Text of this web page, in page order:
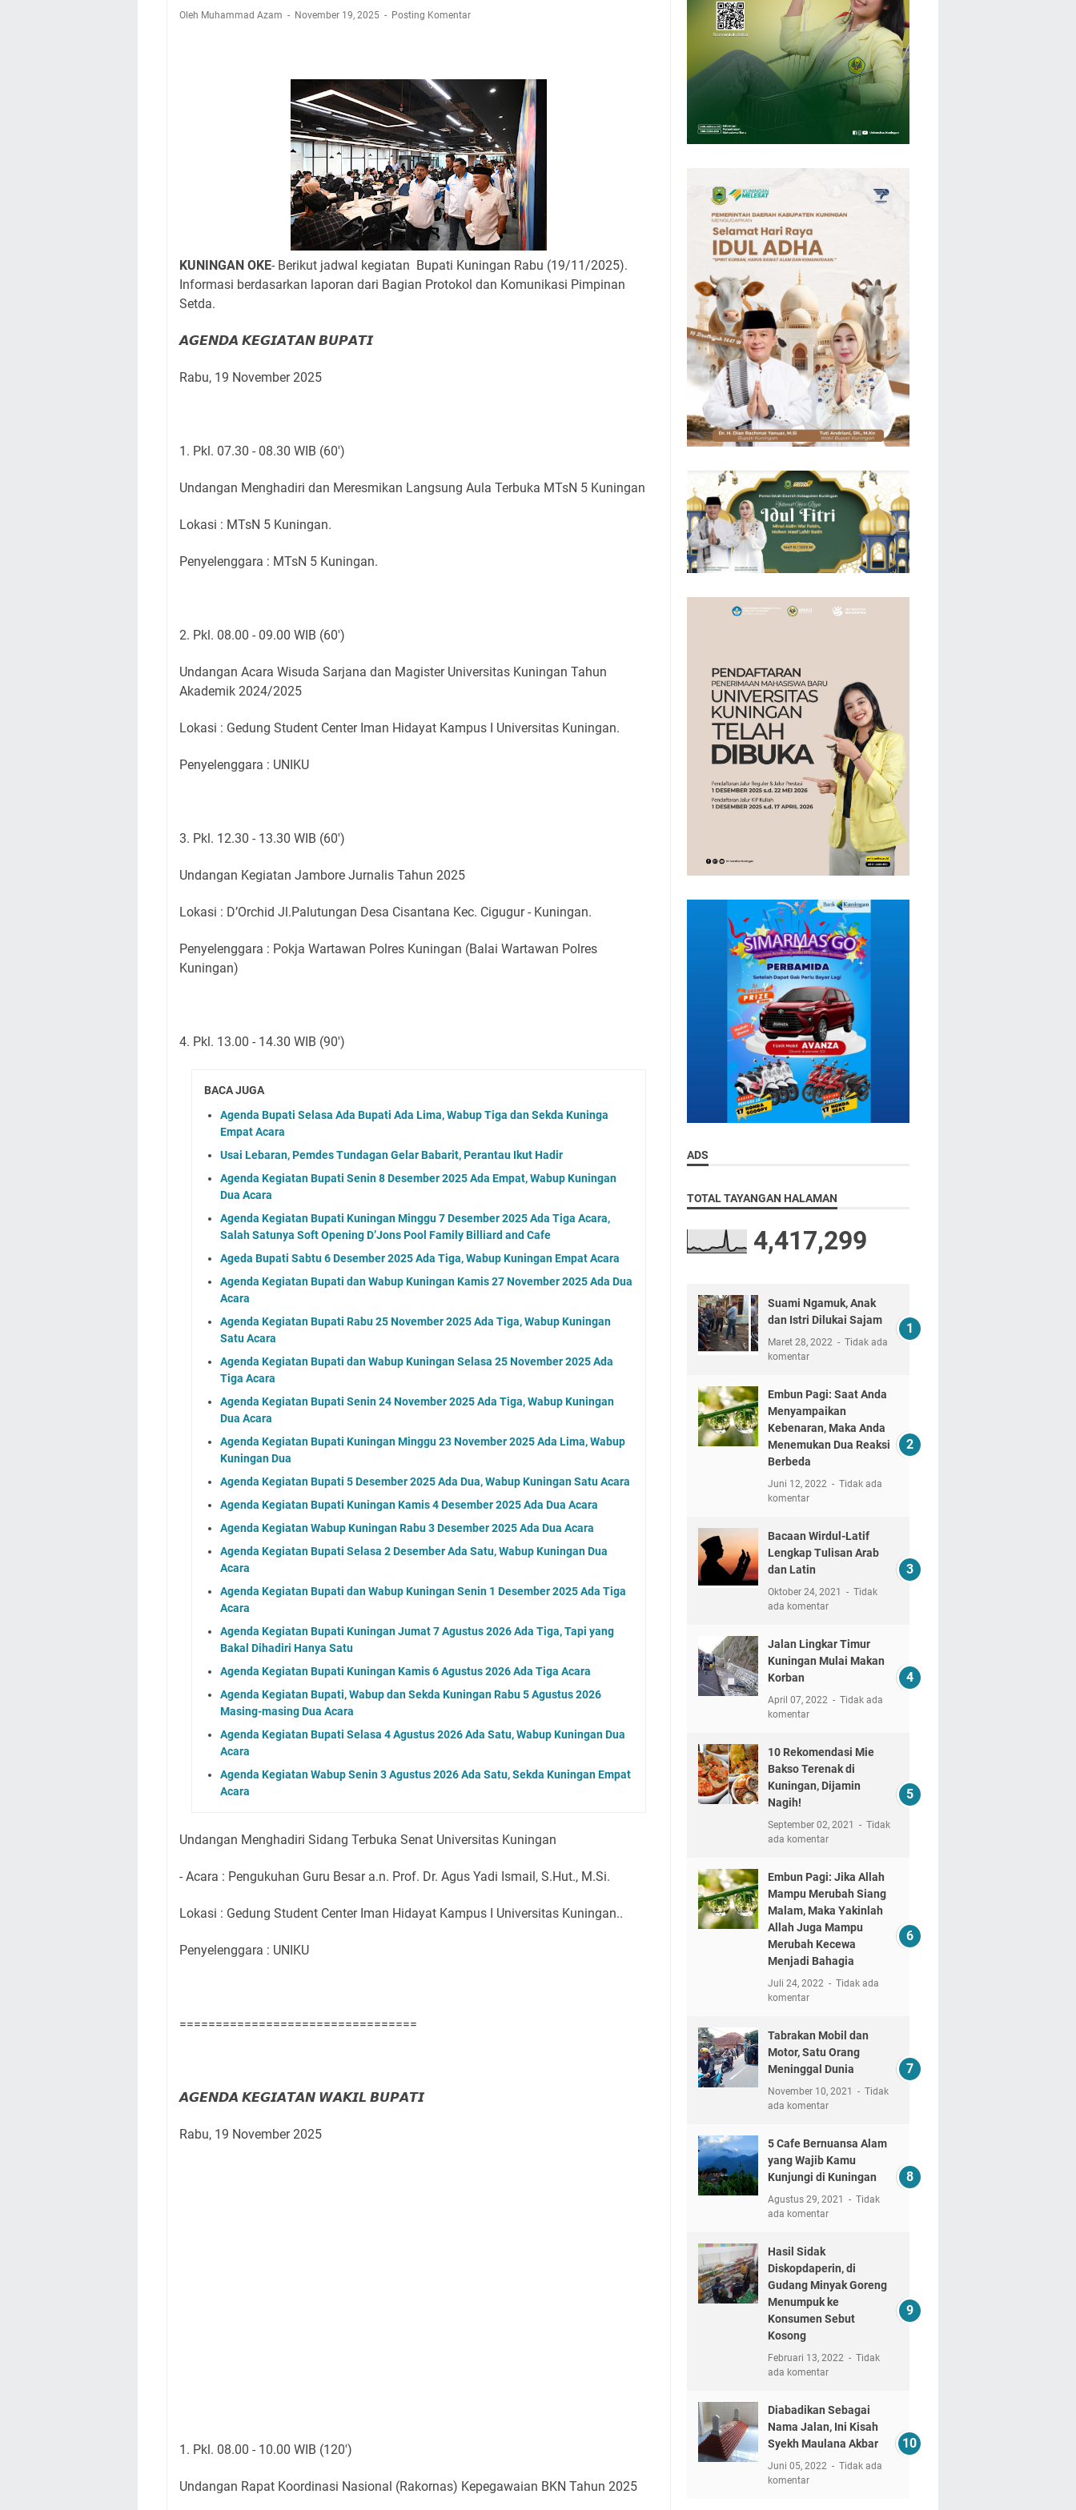
Kamuning Salurakan 12 Ribu Liter
Info Sembako di Pasar Kepuh Kuningan Kamis 6 Agustus 2026, Daging Naik, Telur Turun
Agenda Kegiatan Bupati Kuningan Jumat 7 Agustus 2026 Ada Tiga, Tapi yang Bakal Dihadiri
Hanya Satu
Ini Empat Lokasi Samsat Keliling Kuningan Jumat 7 Agustus 2026
Oleh Muhammad Azam November 19, 2025 Posting Komentar
KUNINGAN OKE- Berikut jadwal kegiatan Bupati Kuningan Rabu (19/11/2025).
Informasi berdasarkan laporan dari Bagian Protokol dan Komunikasi Pimpinan
Setda.
𝘼𝙂𝙀𝙉𝘿𝘼 𝙆𝙀𝙂𝙄𝘼𝙏𝘼𝙉 𝘽𝙐𝙋𝘼𝙏𝙄
Rabu, 19 November 2025
1. Pkl. 07.30 - 08.30 WIB (60')
Undangan Menghadiri dan Meresmikan Langsung Aula Terbuka MTsN 5 Kuningan
Lokasi : MTsN 5 Kuningan.
Penyelenggara : MTsN 5 Kuningan.
2. Pkl. 08.00 - 09.00 WIB (60')
Undangan Acara Wisuda Sarjana dan Magister Universitas Kuningan Tahun
Akademik 2024/2025
Lokasi : Gedung Student Center Iman Hidayat Kampus I Universitas Kuningan.
Penyelenggara : UNIKU
3. Pkl. 12.30 - 13.30 WIB (60')
Undangan Kegiatan Jambore Jurnalis Tahun 2025
Lokasi : D’Orchid Jl.Palutungan Desa Cisantana Kec. Cigugur - Kuningan.
Penyelenggara : Pokja Wartawan Polres Kuningan (Balai Wartawan Polres
Kuningan)
4. Pkl. 13.00 - 14.30 WIB (90')
BACA JUGA
Agenda Bupati Selasa Ada Bupati Ada Lima, Wabup Tiga dan Sekda Kuninga
Empat Acara
Usai Lebaran, Pemdes Tundagan Gelar Babarit, Perantau Ikut Hadir
Agenda Kegiatan Bupati Senin 8 Desember 2025 Ada Empat, Wabup Kuningan
Dua Acara
Agenda Kegiatan Bupati Kuningan Minggu 7 Desember 2025 Ada Tiga Acara,
Salah Satunya Soft Opening D’Jons Pool Family Billiard and Cafe
Ageda Bupati Sabtu 6 Desember 2025 Ada Tiga, Wabup Kuningan Empat Acara
Agenda Kegiatan Bupati dan Wabup Kuningan Kamis 27 November 2025 Ada Dua
Acara
Agenda Kegiatan Bupati Rabu 25 November 2025 Ada Tiga, Wabup Kuningan
Satu Acara
Agenda Kegiatan Bupati dan Wabup Kuningan Selasa 25 November 2025 Ada
Tiga Acara
Agenda Kegiatan Bupati Senin 24 November 2025 Ada Tiga, Wabup Kuningan
Dua Acara
Agenda Kegiatan Bupati Kuningan Minggu 23 November 2025 Ada Lima, Wabup
Kuningan Dua
Agenda Kegiatan Bupati 5 Desember 2025 Ada Dua, Wabup Kuningan Satu Acara
Agenda Kegiatan Bupati Kuningan Kamis 4 Desember 2025 Ada Dua Acara
Agenda Kegiatan Wabup Kuningan Rabu 3 Desember 2025 Ada Dua Acara
Agenda Kegiatan Bupati Selasa 2 Desember Ada Satu, Wabup Kuningan Dua
Acara
Agenda Kegiatan Bupati dan Wabup Kuningan Senin 1 Desember 2025 Ada Tiga
Acara
Agenda Kegiatan Bupati Kuningan Jumat 7 Agustus 2026 Ada Tiga, Tapi yang
Bakal Dihadiri Hanya Satu
Agenda Kegiatan Bupati Kuningan Kamis 6 Agustus 2026 Ada Tiga Acara
Agenda Kegiatan Bupati, Wabup dan Sekda Kuningan Rabu 5 Agustus 2026
Masing-masing Dua Acara
Agenda Kegiatan Bupati Selasa 4 Agustus 2026 Ada Satu, Wabup Kuningan Dua
Acara
Agenda Kegiatan Wabup Senin 3 Agustus 2026 Ada Satu, Sekda Kuningan Empat
Acara
Undangan Menghadiri Sidang Terbuka Senat Universitas Kuningan
- Acara : Pengukuhan Guru Besar a.n. Prof. Dr. Agus Yadi Ismail, S.Hut., M.Si.
Lokasi : Gedung Student Center Iman Hidayat Kampus I Universitas Kuningan..
Penyelenggara : UNIKU
=================================
𝘼𝙂𝙀𝙉𝘿𝘼 𝙆𝙀𝙂𝙄𝘼𝙏𝘼𝙉 𝙒𝘼𝙆𝙄𝙇 𝘽𝙐𝙋𝘼𝙏𝙄
Rabu, 19 November 2025
1. Pkl. 08.00 - 10.00 WIB (120')
Undangan Rapat Koordinasi Nasional (Rakornas) Kepegawaian BKN Tahun 2025
ADS
TOTAL TAYANGAN HALAMAN
4,417,299
Suami Ngamuk, Anak
dan Istri Dilukai Sajam
Maret 28, 2022
Tidak ada
komentar
Embun Pagi: Saat Anda
Menyampaikan
Kebenaran, Maka Anda
Menemukan Dua Reaksi
Berbeda
Juni 12, 2022
Tidak ada
komentar
Bacaan Wirdul-Latif
Lengkap Tulisan Arab
dan Latin
Oktober 24, 2021
Tidak
ada komentar
Jalan Lingkar Timur
Kuningan Mulai Makan
Korban
April 07, 2022
Tidak ada
komentar
10 Rekomendasi Mie
Bakso Terenak di
Kuningan, Dijamin
Nagih!
September 02, 2021
Tidak
ada komentar
Embun Pagi: Jika Allah
Mampu Merubah Siang
Malam, Maka Yakinlah
Allah Juga Mampu
Merubah Kecewa
Menjadi Bahagia
Juli 24, 2022
Tidak ada
komentar
Tabrakan Mobil dan
Motor, Satu Orang
Meninggal Dunia
November 10, 2021
Tidak
ada komentar
5 Cafe Bernuansa Alam
yang Wajib Kamu
Kunjungi di Kuningan
Agustus 29, 2021
Tidak
ada komentar
Hasil Sidak
Diskopdaperin, di
Gudang Minyak Goreng
Menumpuk ke
Konsumen Sebut
Kosong
Februari 13, 2022
Tidak
ada komentar
Diabadikan Sebagai
Nama Jalan, Ini Kisah
Syekh Maulana Akbar
Juni 05, 2022
Tidak ada
komentar